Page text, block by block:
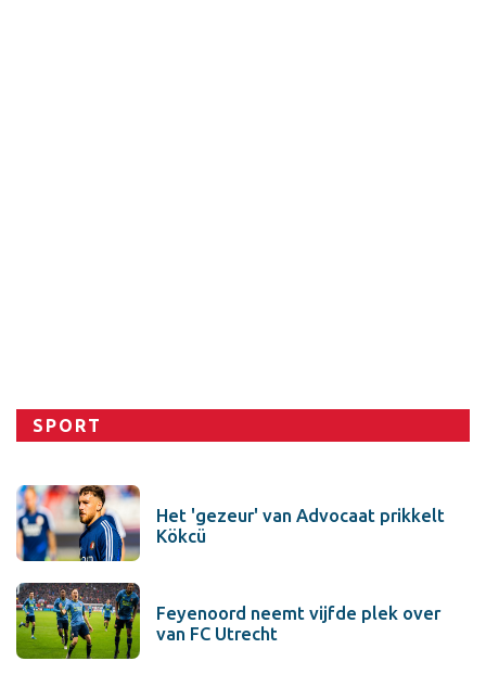
SPORT
Het 'gezeur' van Advocaat prikkelt
Kökcü
Feyenoord neemt vijfde plek over
van FC Utrecht